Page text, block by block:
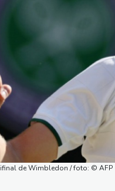
de Wimbledon / foto: © AFP